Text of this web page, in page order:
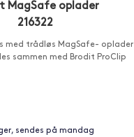
MagSafe oplader
216322
med trådløs MagSafe- oplader
sammen med Brodit ProClip
sendes på mandag